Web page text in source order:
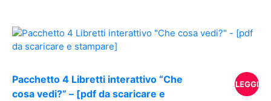
Pacchetto 4 Libretti interattivo “Che
cosa vedi?” – [pdf da scaricare e
LEGGI